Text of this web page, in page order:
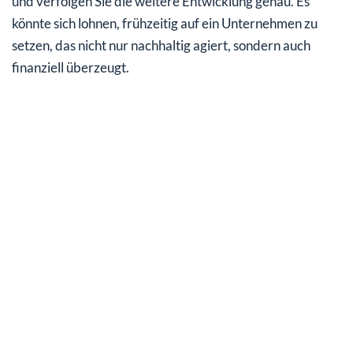
könnte sich lohnen, frühzeitig auf ein Unternehmen zu
setzen, das nicht nur nachhaltig agiert, sondern auch
finanziell überzeugt.